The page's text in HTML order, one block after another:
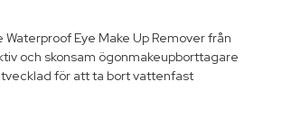
Eye Make Up Remover från
och skonsam ögonmakeupborttagare
för att ta bort vattenfast